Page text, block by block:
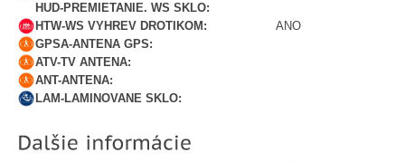
HUD-PREMIETANIE. WS SKLO:
HTW-WS VYHREV DROTIKOM:
ANO
GPSA-ANTENA GPS:
ATV-TV ANTENA:
ANT-ANTENA:
LAM-LAMINOVANE SKLO: